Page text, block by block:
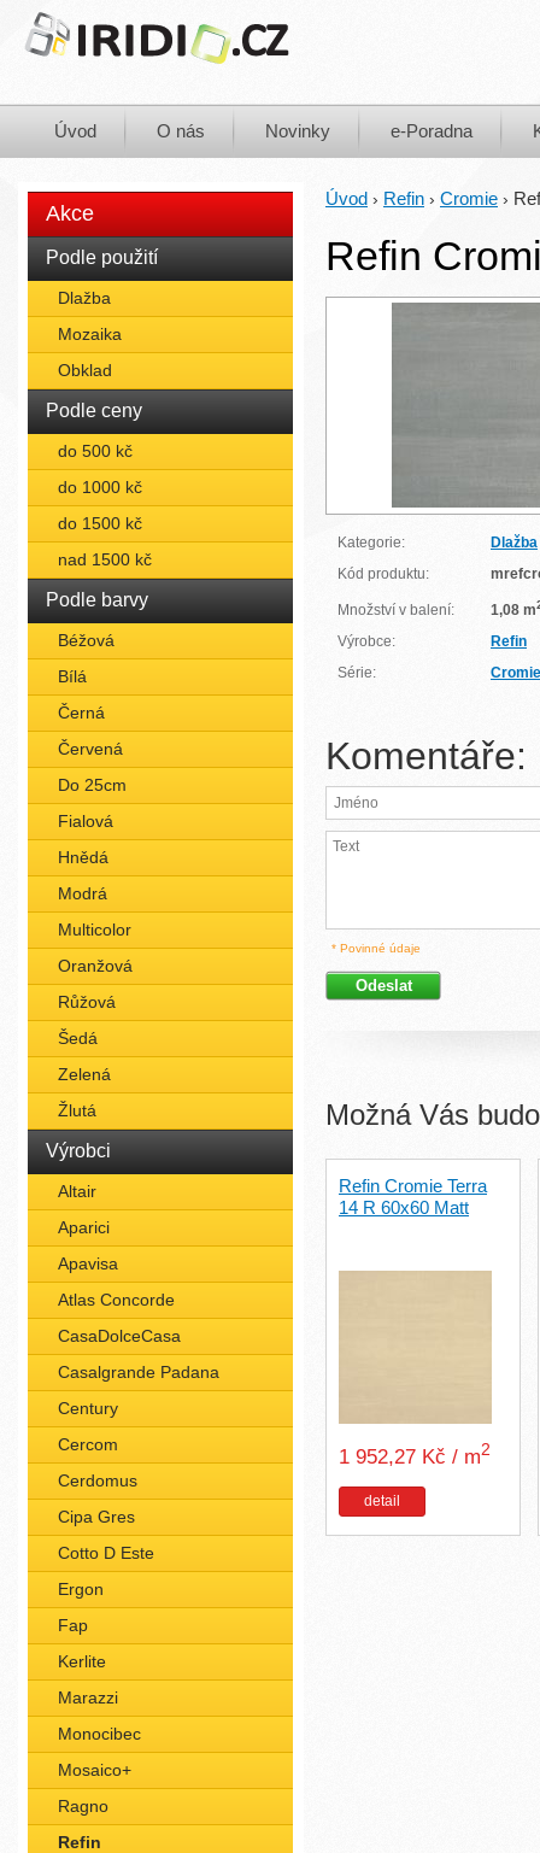
Úvod O nás Novinky e-Poradna
Akce
Podle použití
Dlažba
Mozaika
Obklad
Podle ceny
do 500 kč
do 1000 kč
do 1500 kč
nad 1500 kč
Podle barvy
Béžová
Bílá
Černá
Červená
Do 25cm
Fialová
Hnědá
Modrá
Multicolor
Oranžová
Růžová
Šedá
Zelená
Žlutá
Výrobci
Altair
Aparici
Apavisa
Atlas Concorde
CasaDolceCasa
Casalgrande Padana
Century
Cercom
Cerdomus
Cipa Gres
Cotto D Este
Ergon
Fap
Kerlite
Marazzi
Monocibec
Mosaico+
Ragno
Refin
Úvod › Refin › Cromie ›
Refin
Kategorie:
Dlažba
Kód produktu:
Množství v balení: 1,08 m
Výrobce:
Refin
Série:
Cromie
Komentáře:
* Povinné údaje
Možná Vás
Refin Cromie Terra
14 R 60x60 Matt
1 952,27 Kč / m2
detail